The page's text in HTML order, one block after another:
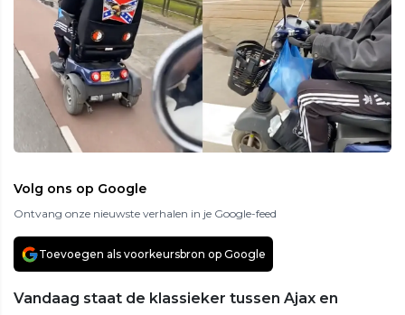
Volg ons op Google
Ontvang onze nieuwste verhalen in je Google-feed
Toevoegen als voorkeursbron op Google
Vandaag staat de klassieker tussen Ajax en